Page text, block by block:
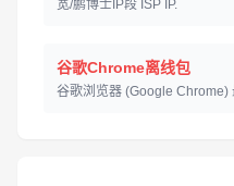
宽/鹏博士IP段 ISP IP.
谷歌Chrome离线包
谷歌浏览器 (Google Chrome)